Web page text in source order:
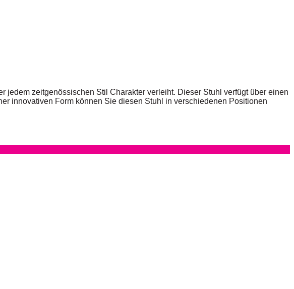
jedem zeitgenössischen Stil Charakter verleiht. Dieser Stuhl verfügt über einen
innovativen Form können Sie diesen Stuhl in verschiedenen Positionen